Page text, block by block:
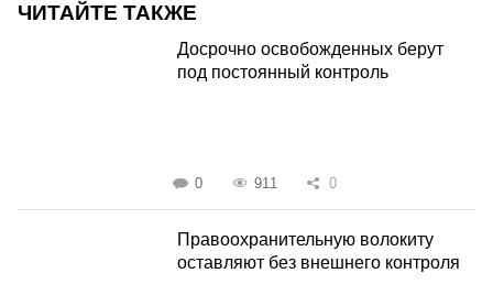
ЧИТАЙТЕ ТАКЖЕ
Досрочно освобожденных берут
под постоянный контроль
0 911 0
Правоохранительную волокиту
оставляют без внешнего контроля